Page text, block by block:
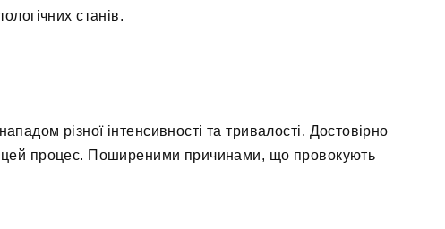
станів.
різної інтенсивності та тривалості. Достовірно
цей процес. Поширеними причинами, що провокують